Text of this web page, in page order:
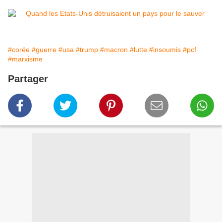
#corée #guerre #usa #trump #macron #lutte #insoumis #pcf
#marxisme
Partager